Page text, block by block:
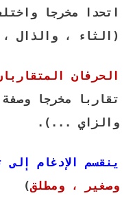
اتحدا مخرجا
(الثاء ، والذال
الحرفان
تقاربا مخرجا
والزاي ...).
ينقسم الإدغام إلى
وصغير ، ومطلق)